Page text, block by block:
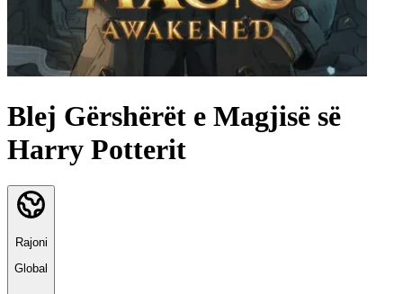
Blej Gërshërët e Magjisë së
Harry Potterit
Rajoni
Global